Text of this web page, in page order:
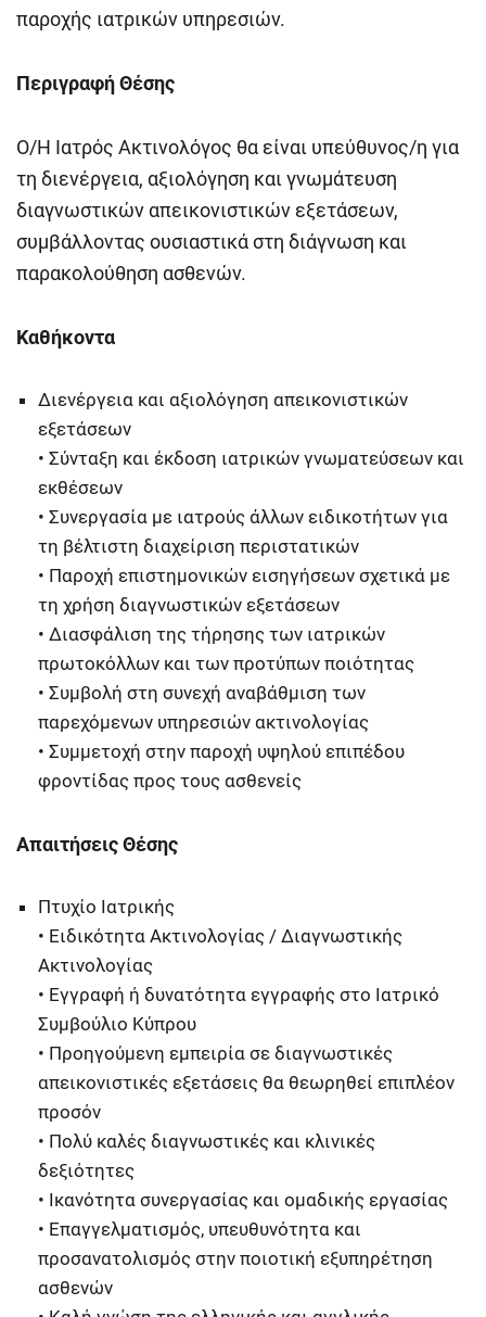
παροχής ιατρικών υπηρεσιών.
Περιγραφή Θέσης
Ο/Η Ιατρός Ακτινολόγος θα είναι υπεύθυνος/η για
τη διενέργεια, αξιολόγηση και γνωμάτευση
διαγνωστικών απεικονιστικών εξετάσεων,
συμβάλλοντας ουσιαστικά στη διάγνωση και
παρακολούθηση ασθενών.
Καθήκοντα
Διενέργεια και αξιολόγηση απεικονιστικών
εξετάσεων
• Σύνταξη και έκδοση ιατρικών γνωματεύσεων και
εκθέσεων
• Συνεργασία με ιατρούς άλλων ειδικοτήτων για
τη βέλτιστη διαχείριση περιστατικών
• Παροχή επιστημονικών εισηγήσεων σχετικά με
τη χρήση διαγνωστικών εξετάσεων
• Διασφάλιση της τήρησης των ιατρικών
πρωτοκόλλων και των προτύπων ποιότητας
• Συμβολή στη συνεχή αναβάθμιση των
παρεχόμενων υπηρεσιών ακτινολογίας
• Συμμετοχή στην παροχή υψηλού επιπέδου
φροντίδας προς τους ασθενείς
Απαιτήσεις Θέσης
Πτυχίο Ιατρικής
• Ειδικότητα Ακτινολογίας / Διαγνωστικής
Ακτινολογίας
• Εγγραφή ή δυνατότητα εγγραφής στο Ιατρικό
Συμβούλιο Κύπρου
• Προηγούμενη εμπειρία σε διαγνωστικές
απεικονιστικές εξετάσεις θα θεωρηθεί επιπλέον
προσόν
• Πολύ καλές διαγνωστικές και κλινικές
δεξιότητες
• Ικανότητα συνεργασίας και ομαδικής εργασίας
• Επαγγελματισμός, υπευθυνότητα και
προσανατολισμός στην ποιοτική εξυπηρέτηση
ασθενών